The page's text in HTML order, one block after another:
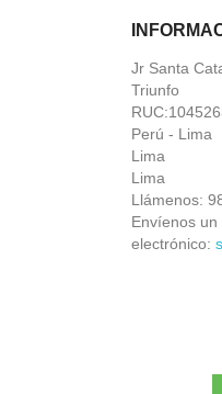
Jr Santa
Triunfo
Perú - Lima
Lima
Lima
Llámenos:
Envíenos
electrónico: